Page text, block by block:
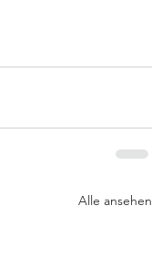
Alle ansehen